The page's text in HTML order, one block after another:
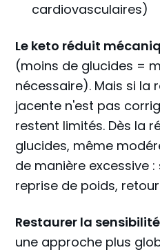
cardiovasculaires)
Le keto réduit
(moins de glucides =
nécessaire). Mais si la
jacente n'est pas
restent limités. Dès la
glucides, même
de manière excessive
reprise de poids,
Restaurer la
une approche plus